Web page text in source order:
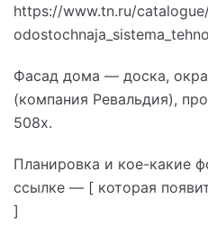
https://www.tn.ru/
Фасад дома — доска,
(компания Ревальдия),
508х.
Планировка и кое-какие
ссылке — [ которая
]